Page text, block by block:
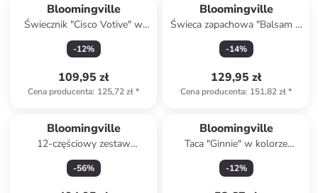
Bloomingville
Świecznik "Cisco Votive" w
kolorze jasnoróżowym - wys.
18 x Ø 10,5 cm
-12%
109,95 zł
Cena producenta: 125,72 zł*
Bloomingville
Świeca zapachowa "Balsam &
Cedar" - 335 g
-14%
129,95 zł
Cena producenta: 151,82 zł*
Bloomingville
12-częściowy zestaw
śniadaniowy "Bea" w kolorze
kremowo-czarnym
-56%
Bloomingville
Taca "Ginnie" w kolorze
jasnobrązowym o serwowania
- 18 x 16 cm
-12%